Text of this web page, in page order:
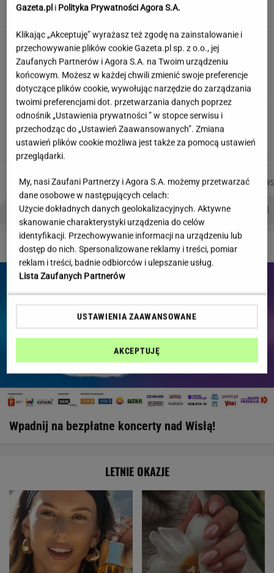
MATERIAŁ PROMOCYJNY
"Wymieniłam mojego byłego na
jego wujka milionera". Tak wciągają
mikrodramy
SUBSKRYPCJA
Teściowa mówi, że jest mamą jej
dziecka. "Chyba oszaleję"
KLAUDIA KIERZKOWSKA
DZIEJE SIĘ!
Wpadnij na bezpłatne koncerty nad Wisłą!
Autorzy:
BRYCZKOWSKA
KOLIBABSKI
NIEDZIAŁEK
PROBLEMY POLSKICH SIATKARZY ZNAK Z '30' WISŁAWA SZYMBORSKA
LETNIE OKAZJE
Gazeta.pl i Polityka Prywatności Agora S.A.
Klikając „Akceptuję” wyrażasz też zgodę na zainstalowanie i
przechowywanie plików cookie Gazeta.pl sp. z o.o., jej
Zaufanych Partnerów i Agora S.A. na Twoim urządzeniu
końcowym. Możesz w każdej chwili zmienić swoje preferencje
dotyczące plików cookie, wywołując narzędzie do zarządzania
twoimi preferencjami dot. przetwarzania danych poprzez
odnośnik „Ustawienia prywatności ” w stopce serwisu i
przechodząc do „Ustawień Zaawansowanych”. Zmiana
ustawień plików cookie możliwa jest także za pomocą ustawień
przeglądarki.
My, nasi Zaufani Partnerzy i Agora S.A. możemy przetwarzać
dane osobowe w następujących celach:
Użycie dokładnych danych geolokalizacyjnych. Aktywne
skanowanie charakterystyki urządzenia do celów
identyfikacji. Przechowywanie informacji na urządzeniu lub
dostęp do nich. Spersonalizowane reklamy i treści, pomiar
reklam i treści, badnie odbiorców i ulepszanie usług.
Lista Zaufanych Partnerów
USTAWIENIA ZAAWANSOWANE
AKCEPTUJĘ